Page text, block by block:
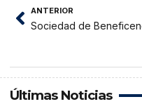
ANTERIOR
Últimas Noticias